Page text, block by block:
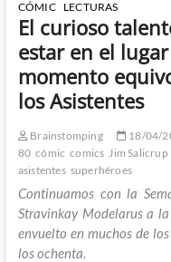
CÓMIC LECTURAS
El curioso
estar en el
momento
los Asistentes
Brainstomping 18/04/
80 cómic comics Jim Salicrup
asistentes superhéroes
Continuamos con la
Stravinkay Modelarus a
envuelto en muchos de
los ochenta.